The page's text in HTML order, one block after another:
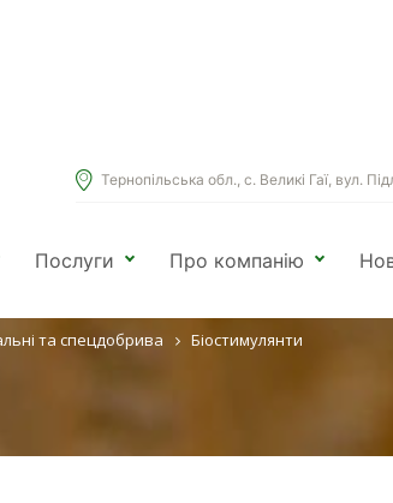
Послуги Про компанію
Тернопільська обл., с. Великі Гаї, вул.
та спецдобрива Біостимулянти